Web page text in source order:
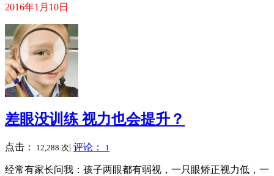
2016年1月10日
差眼没训练 视力也会提升？
点击： 12,288 次| 评论： 1
经常有家长问我：孩子两眼都有弱视，一只眼矫正视力低，一